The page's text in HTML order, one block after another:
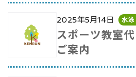
スポーツ教室
ご案内
2025年5月14日 水